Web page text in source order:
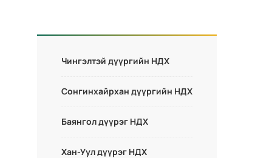
Чингэлтэй дүүргийн НДХ
Сонгинхайрхан дүүргийн НДХ
Баянгол дүүрэг НДХ
Хан-Уул дүүрэг НДХ